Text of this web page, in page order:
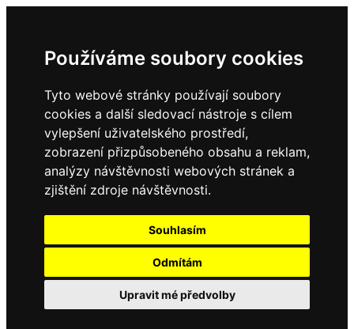
Používáme soubory cookies
Tyto webové stránky používají soubory
cookies a další sledovací nástroje s cílem
vylepšení uživatelského prostředí,
zobrazení přizpůsobeného obsahu a reklam,
analýzy návštěvnosti webových stránek a
zjištění zdroje návštěvnosti.
Souhlasím
Odmítám
Upravit mé předvolby